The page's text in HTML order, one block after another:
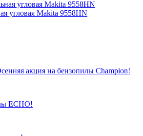
угловая Makita 9558HN
акция на бензопилы Champion!
ECHO!